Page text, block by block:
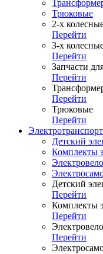
Трюковые
2-х
Перейти
3-х
Перейти
Запчасти
Перейти
Перейти
Трюковые
Перейти
Электротранспорт
Детский
Комплекты
Детский
Перейти
Комплекты
Перейти
Перейти